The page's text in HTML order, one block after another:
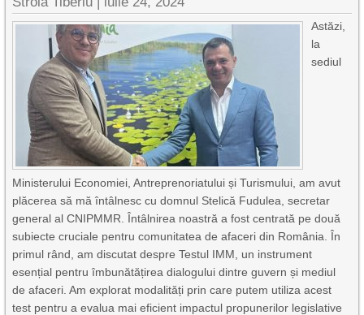
Astăzi,
la
sediul
Ministerului Economiei, Antreprenoriatului și Turismului, am avut
plăcerea să mă întâlnesc cu domnul Stelică Fudulea, secretar
general al CNIPMMR. Întâlnirea noastră a fost centrată pe două
subiecte cruciale pentru comunitatea de afaceri din România. În
primul rând, am discutat despre Testul IMM, un instrument
esențial pentru îmbunătățirea dialogului dintre guvern și mediul
de afaceri. Am explorat modalități prin care putem utiliza acest
test pentru a evalua mai eficient impactul propunerilor legislative